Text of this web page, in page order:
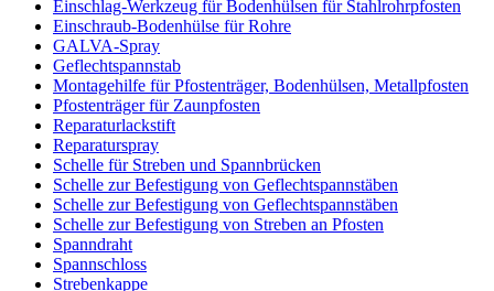
Einschlag-Werkzeug für Bodenhülsen für Stahlrohrpfosten
Einschraub-Bodenhülse für Rohre
GALVA-Spray
Geflechtspannstab
Montagehilfe für Pfostenträger, Bodenhülsen, Metallpfosten
Pfostenträger für Zaunpfosten
Reparaturlackstift
Reparaturspray
Schelle für Streben und Spannbrücken
Schelle zur Befestigung von Geflechtspannstäben
Schelle zur Befestigung von Geflechtspannstäben
Schelle zur Befestigung von Streben an Pfosten
Spanndraht
Spannschloss
Strebenkappe